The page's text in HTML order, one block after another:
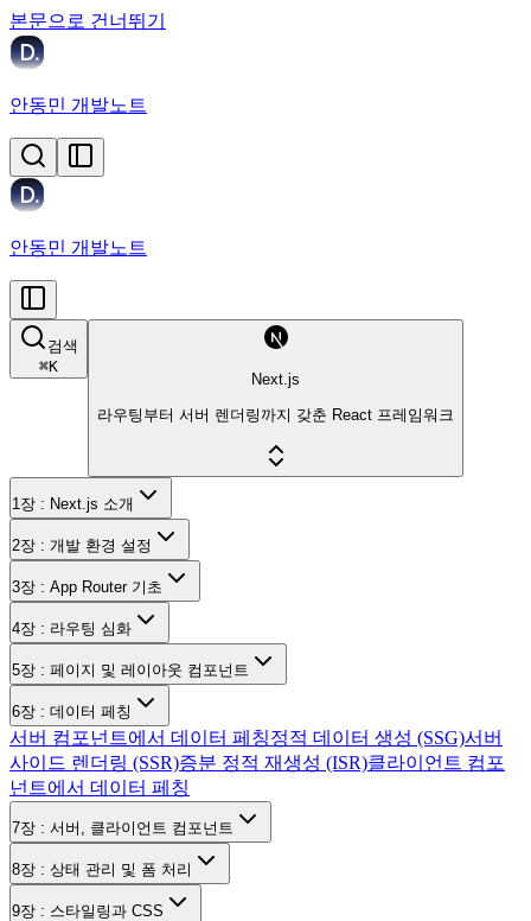
본문으로 건너뛰기
안동민 개발노트
안동민 개발노트
검색
⌘K
Next.js
라우팅부터 서버 렌더링까지 갖춘 React 프레임워크
1장 : Next.js 소개
2장 : 개발 환경 설정
3장 : App Router 기초
4장 : 라우팅 심화
5장 : 페이지 및 레이아웃 컴포넌트
6장 : 데이터 페칭
서버 컴포넌트에서 데이터 페칭정적 데이터 생성 (SSG)서버
사이드 렌더링 (SSR)증분 정적 재생성 (ISR)클라이언트 컴포
넌트에서 데이터 페칭
7장 : 서버, 클라이언트 컴포넌트
8장 : 상태 관리 및 폼 처리
9장 : 스타일링과 CSS